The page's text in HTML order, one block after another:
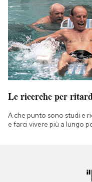
Le ricerche per
A che punto sono studi e
e farci vivere più a lungo